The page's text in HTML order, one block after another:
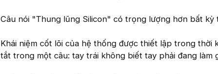
Câu nói "Thung lũng Silicon" có trọng lượng hơn bất kỳ
Khái niệm cốt lõi của hệ thống được thiết lập trong thời
tắt trong một câu: tay trái không biết tay phải đang làm